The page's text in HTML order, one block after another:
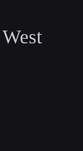
West